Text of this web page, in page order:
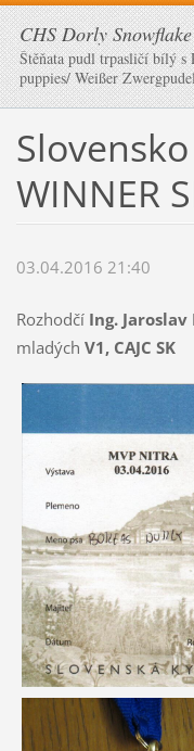
CHS Dorly
Štěňata pudl trpasličí bílý s
puppies/ Weißer
WINNER
03.04.2016 21:40
Rozhodčí Ing.
mladých V1, CAJC SK